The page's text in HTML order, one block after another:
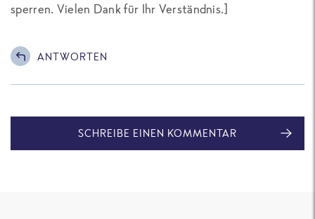
sperren. Vielen Dank für Ihr Verständnis.]
ANTWORTEN
SCHREIBE EINEN KOMMENTAR